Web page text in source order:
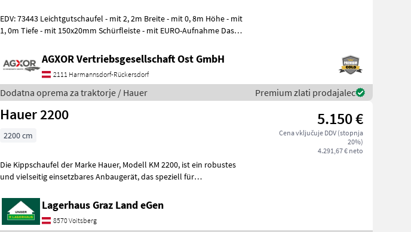
EDV: 73443 Leichtgutschaufel - mit 2, 2m Breite - mit 0, 8m Höhe - mit
1, 0m Tiefe - mit 150x20mm Schürfleiste - mit EURO-Aufnahme Das
AGXOR Vertriebsgesellschaft Ost GmbH
2111 Harmannsdorf-Rückersdorf
Dodatna oprema za traktorje / Hauer Premium zlati prodajalec
Hauer 2200 5.150 €
Cena vključuje DDV (stopnja
20%)
4.291,67 € neto
2200 cm
Die Kippschaufel der Marke Hauer, Modell KM 2200, ist ein robustes
und vielseitig einsetzbares Anbaugerät, das speziell für
Lagerhaus Graz Land eGen
8570 Voitsberg